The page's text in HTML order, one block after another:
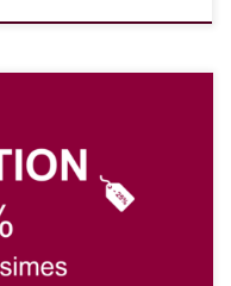
2012 et 2014 : -
(au lieu de 14€) -
(au lieu de 12,50€)